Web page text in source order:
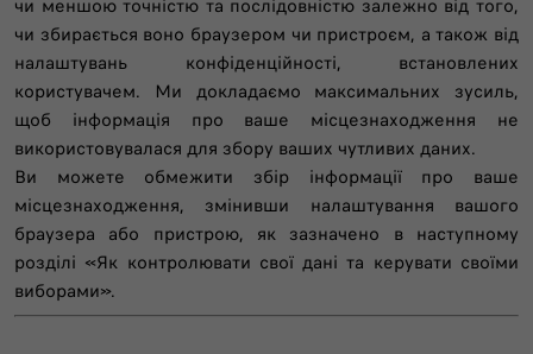
чи меншою точністю та послідовністю залежно від того,
чи збирається воно браузером чи пристроєм, а також від
налаштувань конфіденційності, встановлених
користувачем. Ми докладаємо максимальних зусиль,
щоб інформація про ваше місцезнаходження не
використовувалася для збору ваших чутливих даних.
Ви можете обмежити збір інформації про ваше
місцезнаходження, змінивши налаштування вашого
браузера або пристрою, як зазначено в наступному
розділі «Як контролювати свої дані та керувати своїми
виборами».